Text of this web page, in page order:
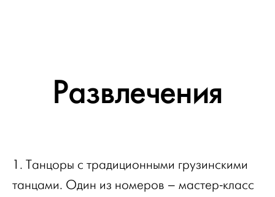
Развлечения
1. Танцоры с традиционными грузинскими
танцами. Один из номеров – мастер-класс